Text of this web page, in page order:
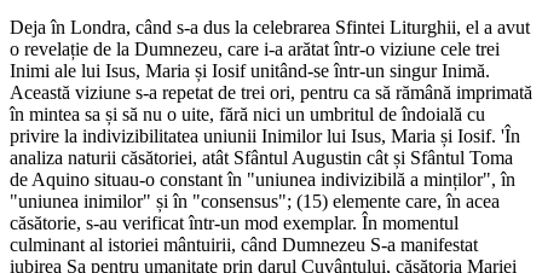
Deja în Londra, când s-a dus la celebrarea Sfintei Liturghii, el a avut
o revelație de la Dumnezeu, care i-a arătat într-o viziune cele trei
Inimi ale lui Isus, Maria și Iosif unitând-se într-un singur Inimă.
Această viziune s-a repetat de trei ori, pentru ca să rămână imprimată
în mintea sa și să nu o uite, fără nici un umbritul de îndoială cu
privire la indivizibilitatea uniunii Inimilor lui Isus, Maria și Iosif. 'În
analiza naturii căsătoriei, atât Sfântul Augustin cât și Sfântul Toma
de Aquino situau-o constant în "uniunea indivizibilă a minților", în
"uniunea inimilor" și în "consensus"; (15) elemente care, în acea
căsătorie, s-au verificat într-un mod exemplar. În momentul
culminant al istoriei mântuirii, când Dumnezeu S-a manifestat
iubirea Sa pentru umanitate prin darul Cuvântului, căsătoria Mariei